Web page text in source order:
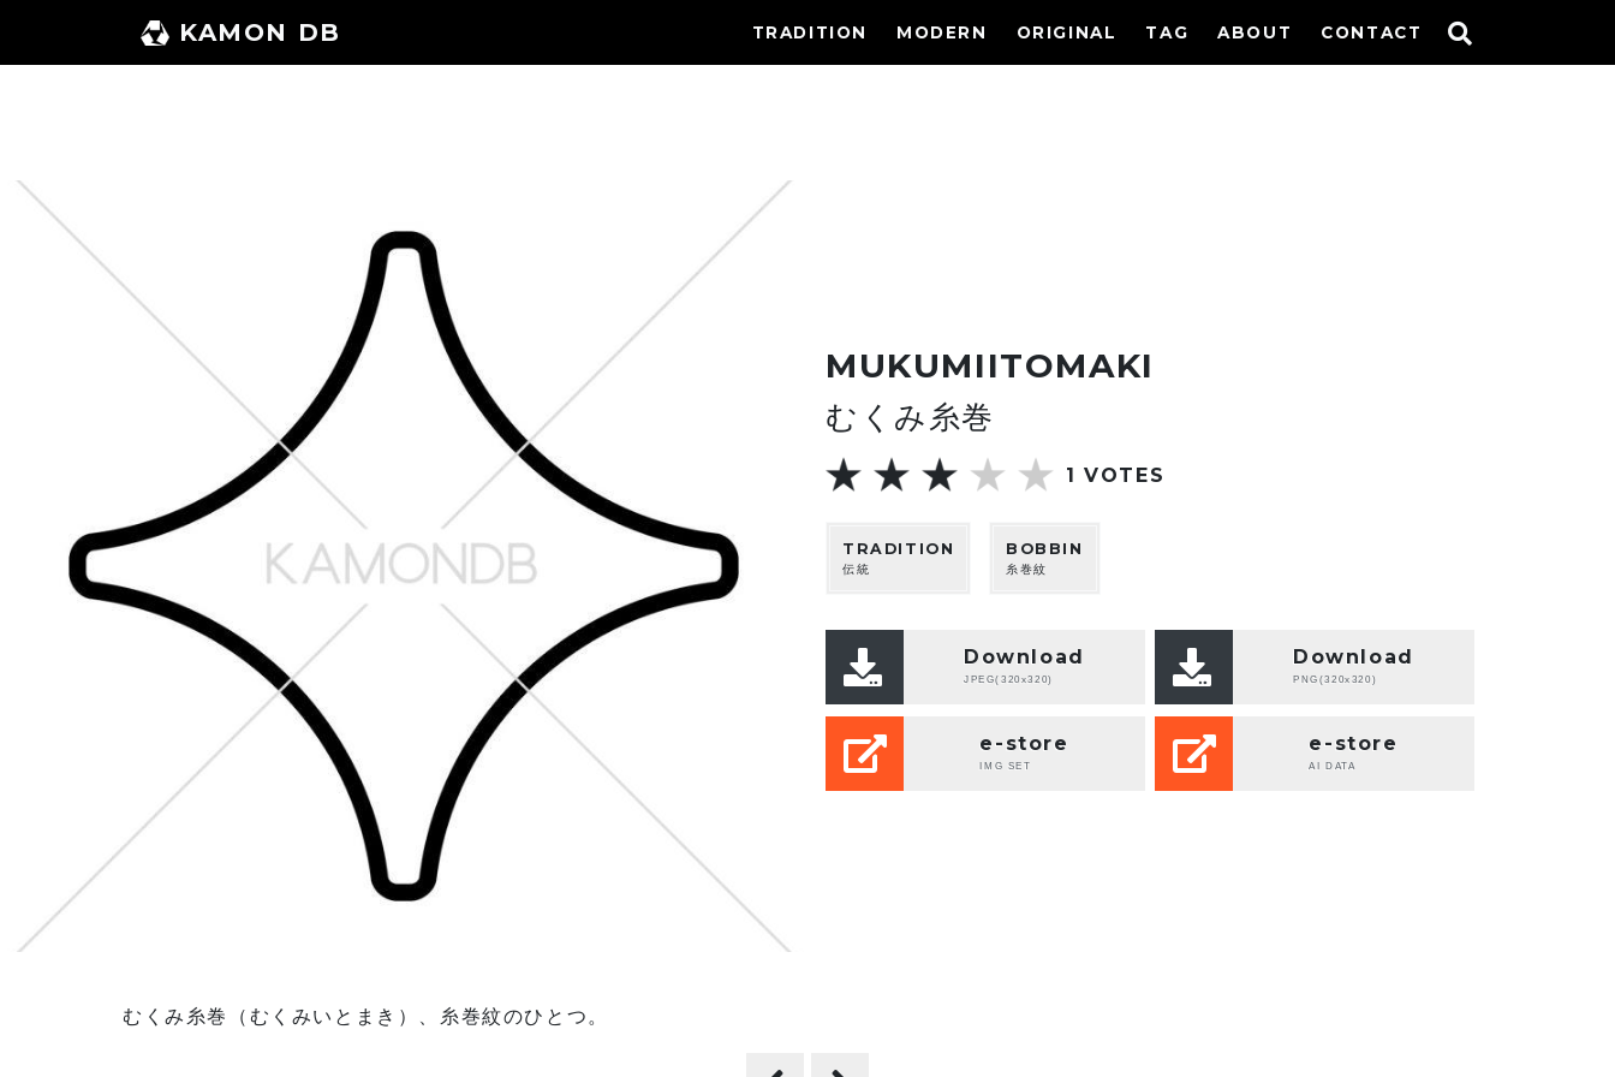
へ
KAMON DB TRADITION MODERN ORIGINAL TAG ABOUT CONTACT
MUKUMIITOMAKI
むくみ糸巻
1 VOTES
TRADITION
伝統
BOBBIN
糸巻紋
Download
JPEG(320x320)
Download
PNG(320x320)
e-store
IMG SET
e-store
AI DATA
むくみ糸巻（むくみいとまき）、糸巻紋のひとつ。